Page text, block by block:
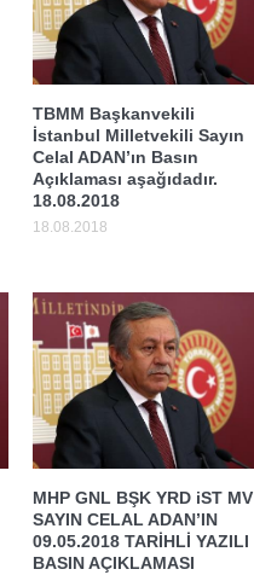
TBMM Başkanvekili
İstanbul Milletvekili Sayın
Celal ADAN’ın Basın
Açıklaması aşağıdadır.
18.08.2018
18.08.2018
MHP GNL BŞK YRD iST MV
SAYIN CELAL ADAN’IN
09.05.2018 TARİHLİ YAZILI
BASIN AÇIKLAMASI